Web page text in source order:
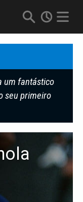
um fantástico
seu primeiro